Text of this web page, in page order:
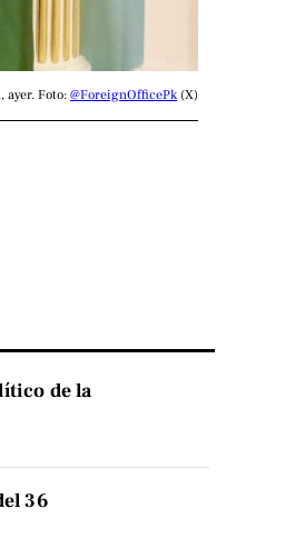
ayer. Foto: @ForeignOfficePk (X)
de la
36